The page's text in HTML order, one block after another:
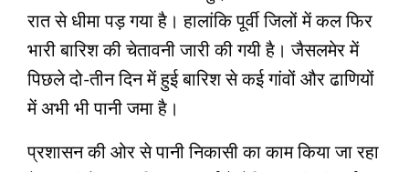
रात से धीमा पड़ गया है। हालांकि पूर्वी जिलों में कल फिर
भारी बारिश की चेतावनी जारी की गयी है। जैसलमेर में
पिछले दो-तीन दिन में हुई बारिश से कई गांवों और ढाणियों
में अभी भी पानी जमा है।
प्रशासन की ओर से पानी निकासी का काम किया जा रहा